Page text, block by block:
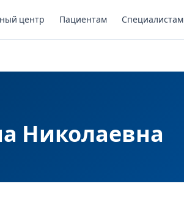
центр Пациентам Специалистам
Николаевна